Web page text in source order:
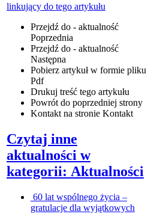
linkujący do tego artykułu
Przejdź do - aktualność
Poprzednia
Przejdź do - aktualność
Następna
Pobierz artykuł w formie pliku
Pdf
Drukuj treść tego artykułu
Powrót do poprzedniej strony
Kontakt na stronie Kontakt
Czytaj inne
aktualności w
kategorii: Aktualności
60 lat wspólnego życia –
gratulacje dla wyjątkowych